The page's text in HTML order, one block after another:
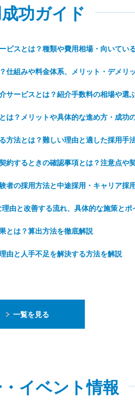
功ガイド
ビスとは？種類や費用相場・向いてい
仕組みや料金体系、メリット・デメリ
サービスとは？紹介手数料の相場や選
は？メリットや具体的な進め方・成功
方法とは？難しい理由と適した採用手
約するときの確認事項とは？注意点や
者の採用方法と中途採用・キャリア採
由と改善する流れ、具体的な施策とポ
とは？算出方法を徹底解説
由と人手不足を解決する方法を解説
一覧を見る
イベント情報